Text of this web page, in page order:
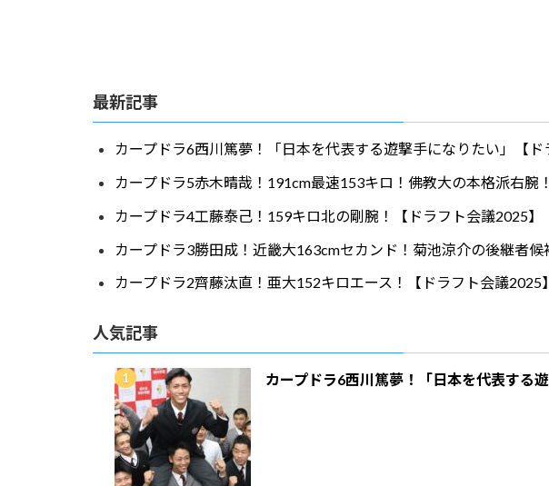
最新記事
カープドラ6西川篤夢！「日本を代表する遊撃手になりたい」【ド
カープドラ5赤木晴哉！191cm最速153キロ！佛教大の本格派右腕
カープドラ4工藤泰己！159キロ北の剛腕！【ドラフト会議2025】
カープドラ3勝田成！近畿大163cmセカンド！菊池涼介の後継者候
カープドラ2齊藤汰直！亜大152キロエース！【ドラフト会議2025】
人気記事
カープドラ6西川篤夢！「日本を代表する